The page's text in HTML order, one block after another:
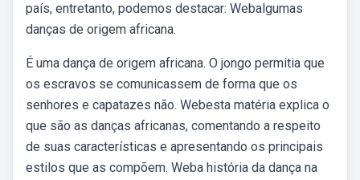
país, entretanto, podemos destacar: Webalgumas
danças de origem africana.
É uma dança de origem africana. O jongo permitia que
os escravos se comunicassem de forma que os
senhores e capatazes não. Webesta matéria explica o
que são as danças africanas, comentando a respeito
de suas características e apresentando os principais
estilos que as compõem. Weba história da dança na